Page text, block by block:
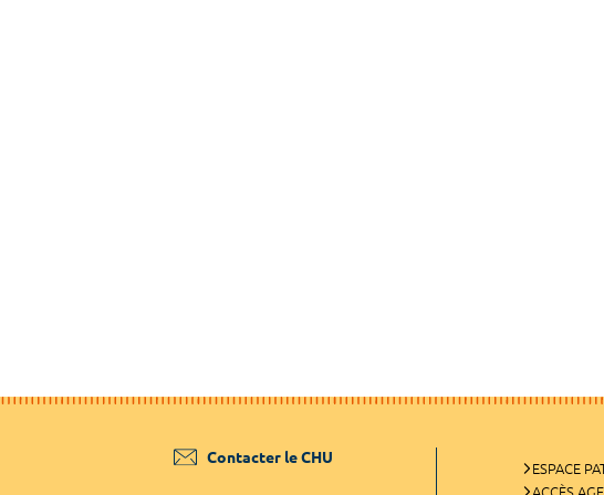
Contacter le CHU
ESPACE
ACCÈS